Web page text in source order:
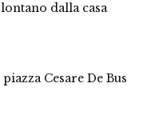
dalla casa
Cesare De Bus